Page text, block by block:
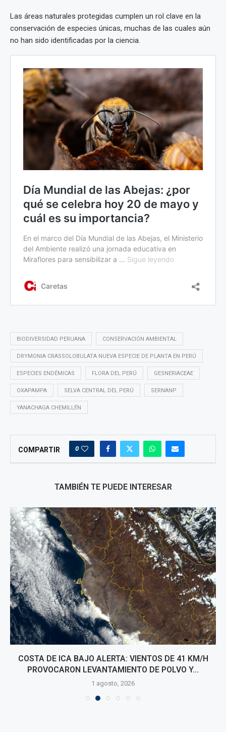
Las áreas naturales protegidas cumplen un rol clave en la
conservación de especies únicas, muchas de las cuales aún
no han sido identificadas por la ciencia.
BIODIVERSIDAD PERUANA CONSERVACIÓN AMBIENTAL
DRYMONIA CRASSOLOBULATA NUEVA ESPECIE DE PLANTA EN PERÚ
ESPECIES ENDÉMICAS FLORA DEL PERÚ GESNERIACEAE
OXAPAMPA SELVA CENTRAL DEL PERÚ SERNANP
YANACHAGA CHEMILLÉN
COMPARTIR 0
TAMBIÉN TE PUEDE INTERESAR
COSTA DE ICA BAJO ALERTA: VIENTOS DE 41 KM/H
PROVOCARON LEVANTAMIENTO DE POLVO Y...
1 agosto, 2026